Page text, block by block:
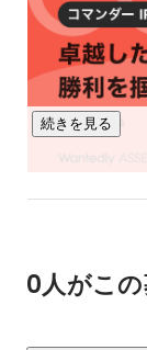
まま消えてい
つまり、企業に
組織の知識に
発話（会話）は
・共有しづらい
続きを見る
0人がこ